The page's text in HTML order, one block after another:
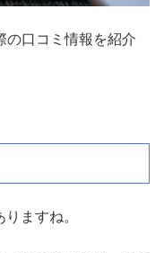
の口コミ情報を紹介
ますね。